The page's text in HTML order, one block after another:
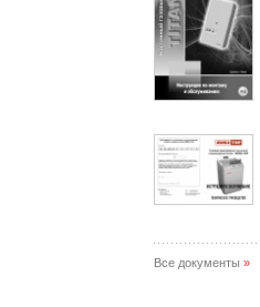
Все документы »